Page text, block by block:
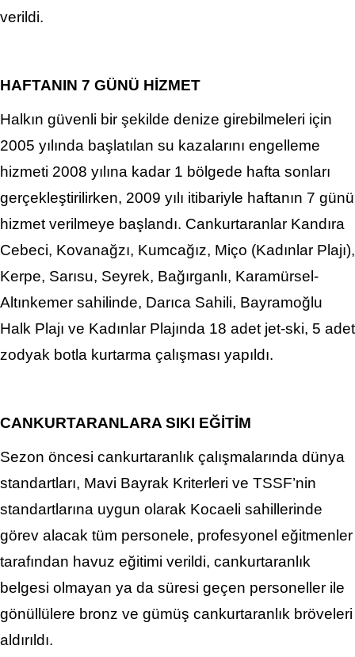
verildi.
HAFTANIN 7 GÜNÜ HİZMET
Halkın güvenli bir şekilde denize girebilmeleri için
2005 yılında başlatılan su kazalarını engelleme
hizmeti 2008 yılına kadar 1 bölgede hafta sonları
gerçekleştirilirken, 2009 yılı itibariyle haftanın 7 günü
hizmet verilmeye başlandı. Cankurtaranlar Kandıra
Cebeci, Kovanağzı, Kumcağız, Miço (Kadınlar Plajı),
Kerpe, Sarısu, Seyrek, Bağırganlı, Karamürsel-
Altınkemer sahilinde, Darıca Sahili, Bayramoğlu
Halk Plajı ve Kadınlar Plajında 18 adet jet-ski, 5 adet
zodyak botla kurtarma çalışması yapıldı.
CANKURTARANLARA SIKI EĞİTİM
Sezon öncesi cankurtaranlık çalışmalarında dünya
standartları, Mavi Bayrak Kriterleri ve TSSF’nin
standartlarına uygun olarak Kocaeli sahillerinde
görev alacak tüm personele, profesyonel eğitmenler
tarafından havuz eğitimi verildi, cankurtaranlık
belgesi olmayan ya da süresi geçen personeller ile
gönüllülere bronz ve gümüş cankurtaranlık bröveleri
aldırıldı.